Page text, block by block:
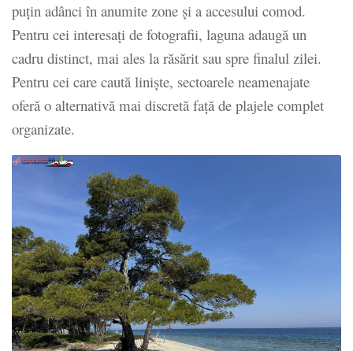
puțin adânci în anumite zone și a accesului comod.
Pentru cei interesați de fotografii, laguna adaugă un
cadru distinct, mai ales la răsărit sau spre finalul zilei.
Pentru cei care caută liniște, sectoarele neamenajate
oferă o alternativă mai discretă față de plajele complet
organizate.